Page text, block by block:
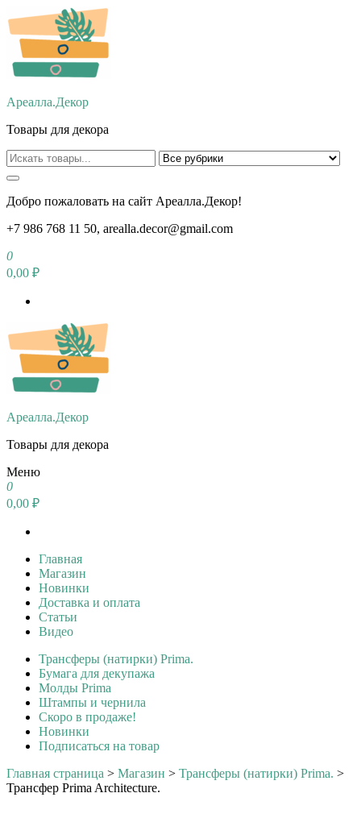
Перейти
к
содержимому
Ареалла.Декор
Товары для декора
Добро пожаловать на сайт Ареалла.Декор!
+7 986 768 11 50, arealla.decor@gmail.com
0
0,00 ₽
Ареалла.Декор
Товары для декора
Меню
0
0,00 ₽
Главная
Магазин
Новинки
Доставка и оплата
Статьи
Видео
Трансферы (натирки) Prima.
Бумага для декупажа
Молды Prima
Штампы и чернила
Скоро в продаже!
Новинки
Подписаться на товар
Главная страница > Магазин > Трансферы (натирки) Prima. >
Трансфер Prima Architecture.